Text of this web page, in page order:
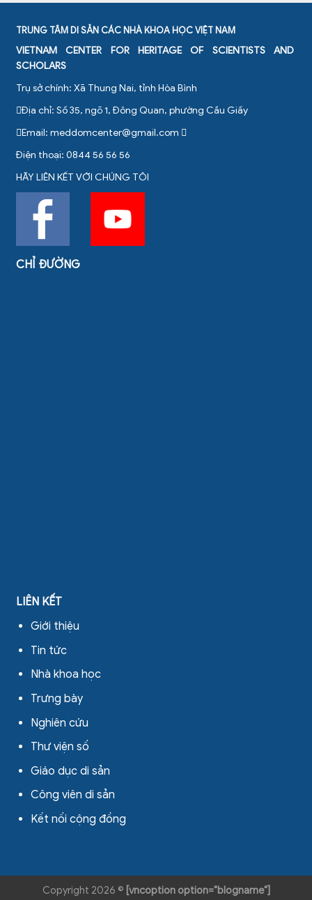
TRUNG TÂM DI SẢN CÁC NHÀ KHOA HỌC VIỆT NAM
VIETNAM CENTER FOR HERITAGE OF SCIENTISTS AND
SCHOLARS
Trụ sở chính: Xã Thung Nai, tỉnh Hòa Bình
Địa chỉ: Số 35, ngõ 1, Đông Quan, phường Cầu Giấy
Email: meddomcenter@gmail.com
Điện thoại: 0844 56 56 56
HÃY LIÊN KẾT VỚI CHÚNG TÔI
CHỈ ĐƯỜNG
LIÊN KẾT
Giới thiệu
Tin tức
Nhà khoa học
Trưng bày
Nghiên cứu
Thư viện số
Giáo dục di sản
Công viên di sản
Kết nối cộng đồng
Copyright 2026 © [vncoption option="blogname"]